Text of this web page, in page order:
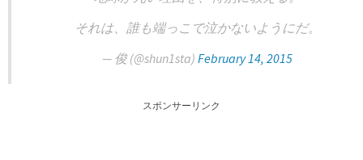
それは、誰も端っこで泣かないようにだ。
— 俊 (@shun1sta) February 14, 2015
スポンサーリンク